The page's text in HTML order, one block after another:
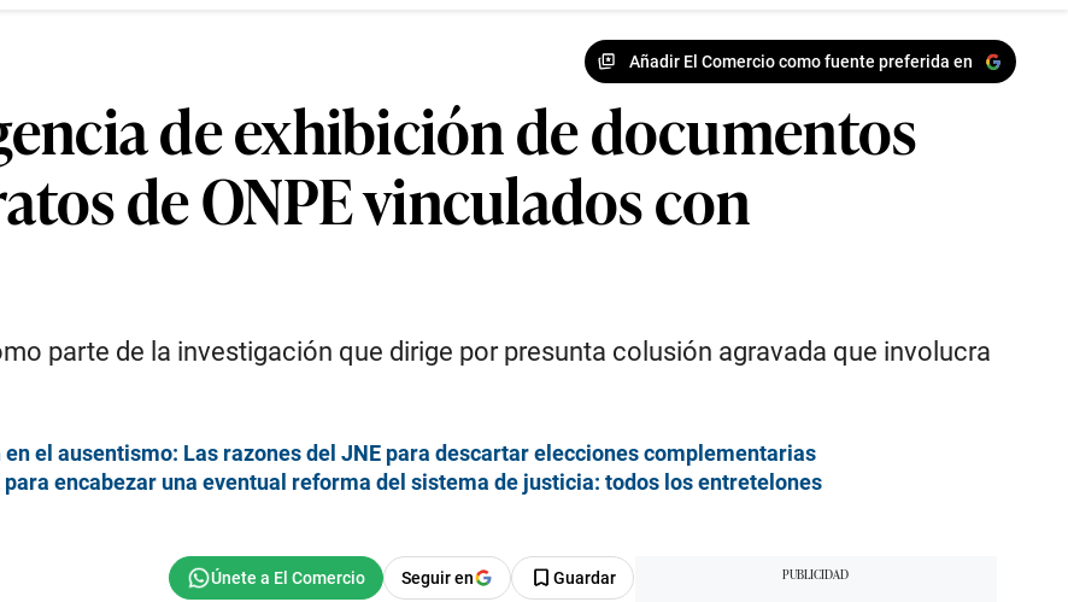
Añadir El Comercio como fuente preferida en
de exhibición de documentos
de ONPE vinculados con
parte de la investigación que dirige por presunta colusión agravada que involucra
el ausentismo: Las razones del JNE para descartar elecciones complementarias
encabezar una eventual reforma del sistema de justicia: todos los entretelones
Seguir en Guardar